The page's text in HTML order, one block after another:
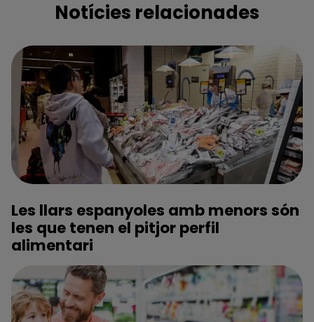
Notícies relacionades
Les llars espanyoles amb menors són
les que tenen el pitjor perfil
alimentari